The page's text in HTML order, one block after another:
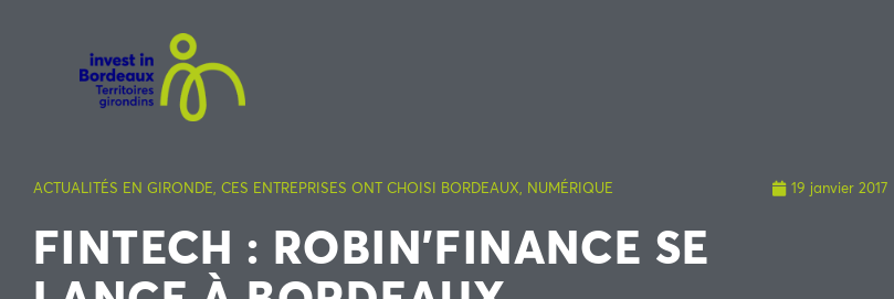
ACTUALITÉS EN GIRONDE, CES ENTREPRISES ONT CHOISI BORDEAUX, NUMÉRIQUE
FINTECH : ROBIN’FINANCE SE
19 janvier 2017